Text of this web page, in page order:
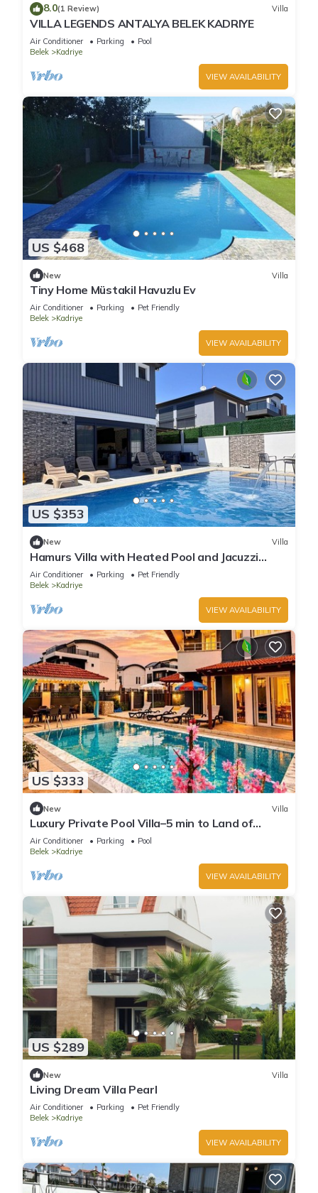
8.0(1 Review) Villa
VILLA LEGENDS ANTALYA BELEK KADRIYE
Air Conditioner Parking
Pool
Belek
Kadriye
VIEW AVAILABILITY
US $468
New Villa
Tiny Home Müstakil Havuzlu Ev
Air Conditioner Parking
Pet Friendly
Belek
Kadriye
VIEW AVAILABILITY
US $353
New Villa
Hamurs Villa with Heated Pool and Jacuzzi
Belek Antalya
Air Conditioner Parking
Pet Friendly
Belek
Kadriye
VIEW AVAILABILITY
US $333
New Villa
Luxury Private Pool Villa–5 min to Land of
Legends
Air Conditioner Parking
Pool
Belek
Kadriye
VIEW AVAILABILITY
US $289
New Villa
Living Dream Villa Pearl
Air Conditioner Parking
Pet Friendly
Belek
Kadriye
VIEW AVAILABILITY